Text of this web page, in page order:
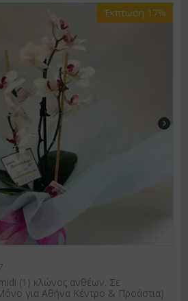
Έκπτωση 17%
(1) κλώνος ανθέων. Σε
για Αθήνα Κέντρο & Προάστια)